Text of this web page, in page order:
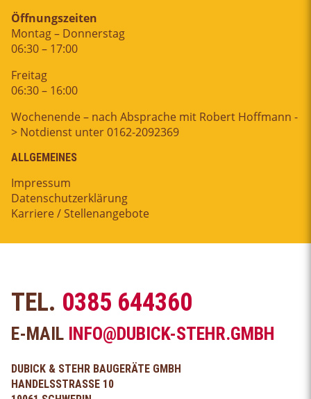
Öffnungszeiten
Montag – Donnerstag
06:30 – 17:00
Freitag
06:30 – 16:00
Wochenende – nach Absprache mit Robert Hoffmann -
> Notdienst unter 0162-2092369
ALLGEMEINES
Impressum
Datenschutzerklärung
Karriere / Stellenangebote
TEL. 0385 644360
E-MAIL INFO@DUBICK-STEHR.GMBH
DUBICK & STEHR BAUGERÄTE GMBH
HANDELSSTRASSE 10